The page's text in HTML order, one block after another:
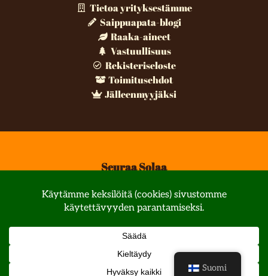
Tietoa yrityksestämme
Saippuapata-blogi
Raaka-aineet
Vastuullisuus
Rekisteriseloste
Toimitusehdot
Jälleenmyyjäksi
Seuraa Solaa
© All rights reserved
Suomi